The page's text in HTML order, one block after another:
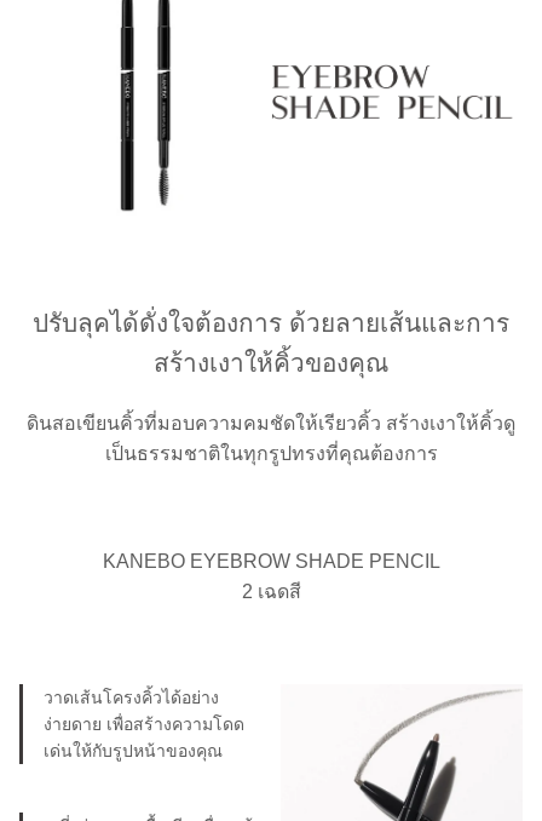
ปรับลุคได้ดั่งใจต้องการ ด้วยลายเส้นและการ
สร้างเงาให้คิ้วของคุณ
ดินสอเขียนคิ้วที่มอบความคมชัดให้เรียวคิ้ว สร้างเงาให้คิ้วดู
เป็นธรรมชาติในทุกรูปทรงที่คุณต้องการ
KANEBO EYEBROW SHADE PENCIL
2 เฉดสี
วาดเส้นโครงคิ้วได้อย่าง
ง่ายดาย เพื่อสร้างความโดด
เด่นให้กับรูปหน้าของคุณ